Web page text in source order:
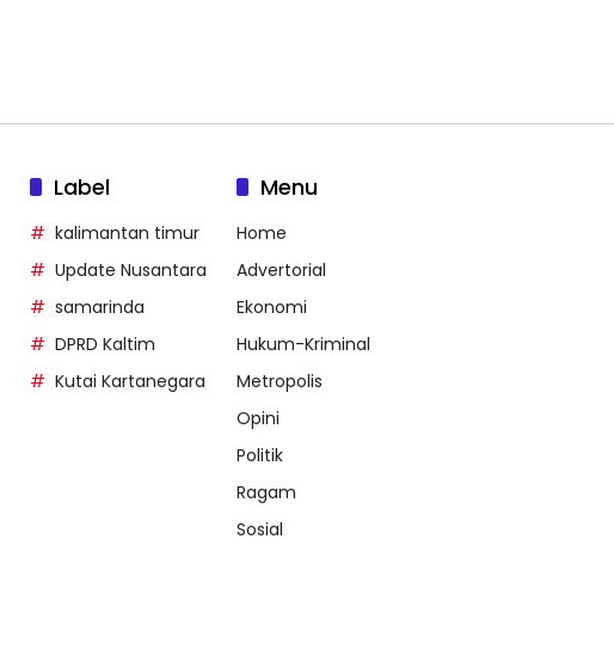
Label
kalimantan timur
Update Nusantara
samarinda
DPRD Kaltim
Kutai Kartanegara
Menu
Home
Advertorial
Ekonomi
Hukum-Kriminal
Metropolis
Opini
Politik
Ragam
Sosial